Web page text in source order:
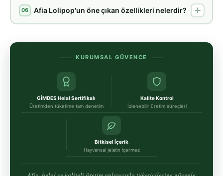
06 Afia Lolipop'un öne çıkan özellikleri nelerdir?
KURUMSAL GÜVENCE
GİMDES Helal Sertifikalı
Üretimden tüketime tam denetim
Kalite Kontrol
İzlenebilir üretim süreçleri
Bitkisel İçerik
Hayvansal jelatin içermez